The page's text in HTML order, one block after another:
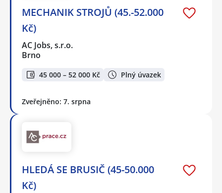
MECHANIK STROJŮ (45.-52.000
Kč)
AC Jobs, s.r.o.
Brno
45 000 – 52 000 Kč Plný úvazek
Zveřejněno: 7. srpna
HLEDÁ SE BRUSIČ (45-50.000
Kč)